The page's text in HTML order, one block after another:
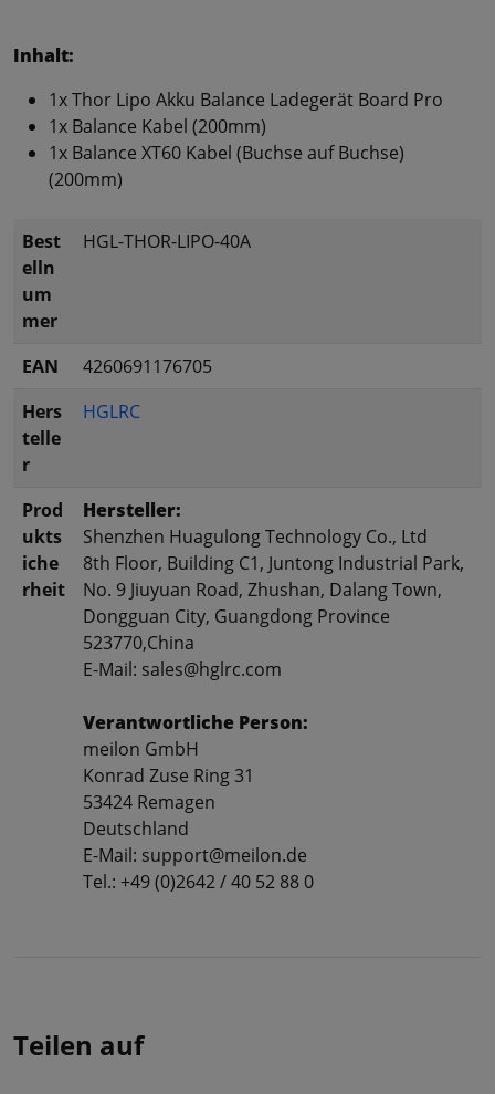
Inhalt:
1x Thor Lipo Akku Balance Ladegerät Board Pro
1x Balance Kabel (200mm)
1x Balance XT60 Kabel (Buchse auf Buchse)
(200mm)
Best
elln
um
mer
HGL-THOR-LIPO-40A
EAN
4260691176705
Hers
telle
r
HGLRC
Prod
ukts
iche
rheit
Hersteller:
Shenzhen Huagulong Technology Co., Ltd
8th Floor, Building C1, Juntong Industrial Park,
No. 9 Jiuyuan Road, Zhushan, Dalang Town,
Dongguan City, Guangdong Province
523770,China
E-Mail: sales@hglrc.com
Verantwortliche Person:
meilon GmbH
Konrad Zuse Ring 31
53424 Remagen
Deutschland
E-Mail: support@meilon.de
Tel.: +49 (0)2642 / 40 52 88 0
Teilen auf